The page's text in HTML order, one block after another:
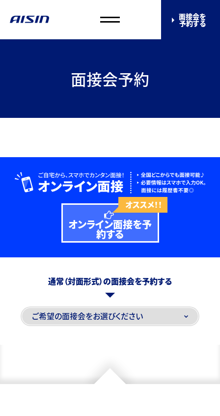
面接会を
予約する
面接会予約
オンライン面接を予
約する
オススメ！！
通常（対面形式）の面接会を予約する